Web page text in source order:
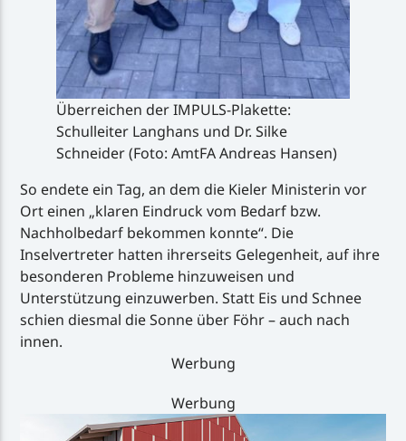
Überreichen der IMPULS-Plakette:
Schulleiter Langhans und Dr. Silke
Schneider (Foto: AmtFA Andreas Hansen)
So endete ein Tag, an dem die Kieler Ministerin vor
Ort einen „klaren Eindruck vom Bedarf bzw.
Nachholbedarf bekommen konnte“. Die
Inselvertreter hatten ihrerseits Gelegenheit, auf ihre
besonderen Probleme hinzuweisen und
Unterstützung einzuwerben. Statt Eis und Schnee
schien diesmal die Sonne über Föhr – auch nach
innen.
Werbung
Werbung